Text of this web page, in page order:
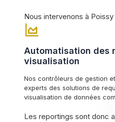
Nous intervenons à
Automatisation des
visualisation
Nos contrôleurs de gestion
experts des solutions de
visualisation de données
Les reportings sont donc